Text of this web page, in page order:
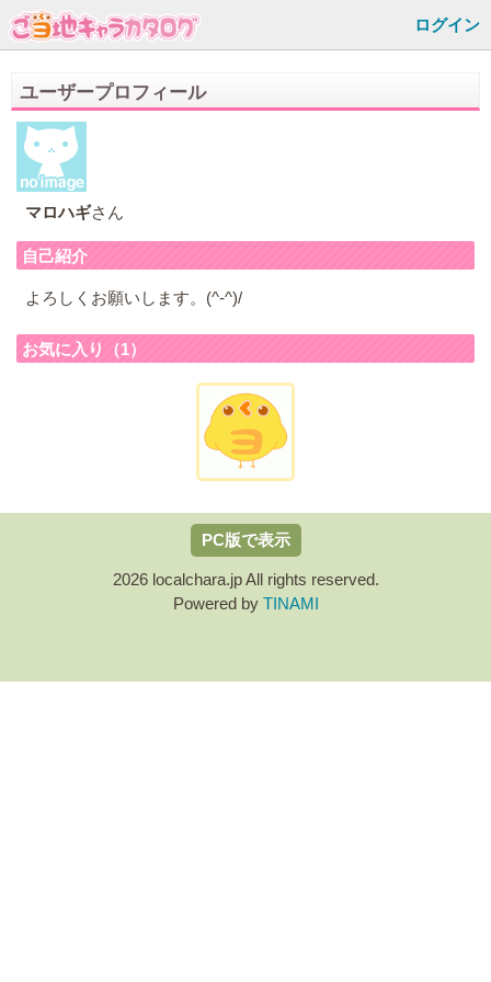
ログイン
ユーザープロフィール
マロハギさん
自己紹介
よろしくお願いします。(^-^)/
お気に入り（1）
PC版で表示
2026 localchara.jp All rights reserved.
Powered by TINAMI